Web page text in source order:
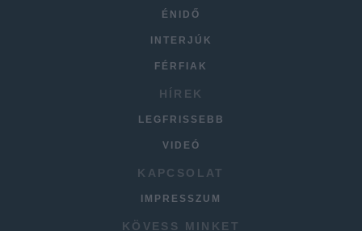
ÉNIDŐ
INTERJÚK
FÉRFIAK
HÍREK
LEGFRISSEBB
VIDEÓ
KAPCSOLAT
IMPRESSZUM
KÖVESS MINKET